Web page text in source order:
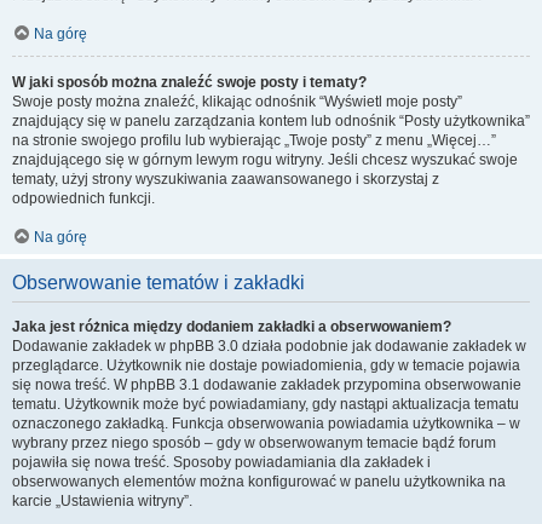
Na górę
W jaki sposób można znaleźć swoje posty i tematy?
Swoje posty można znaleźć, klikając odnośnik “Wyświetl moje posty”
znajdujący się w panelu zarządzania kontem lub odnośnik “Posty użytkownika”
na stronie swojego profilu lub wybierając „Twoje posty” z menu „Więcej…”
znajdującego się w górnym lewym rogu witryny. Jeśli chcesz wyszukać swoje
tematy, użyj strony wyszukiwania zaawansowanego i skorzystaj z
odpowiednich funkcji.
Na górę
Obserwowanie tematów i zakładki
Jaka jest różnica między dodaniem zakładki a obserwowaniem?
Dodawanie zakładek w phpBB 3.0 działa podobnie jak dodawanie zakładek w
przeglądarce. Użytkownik nie dostaje powiadomienia, gdy w temacie pojawia
się nowa treść. W phpBB 3.1 dodawanie zakładek przypomina obserwowanie
tematu. Użytkownik może być powiadamiany, gdy nastąpi aktualizacja tematu
oznaczonego zakładką. Funkcja obserwowania powiadamia użytkownika – w
wybrany przez niego sposób – gdy w obserwowanym temacie bądź forum
pojawiła się nowa treść. Sposoby powiadamiania dla zakładek i
obserwowanych elementów można konfigurować w panelu użytkownika na
karcie „Ustawienia witryny”.